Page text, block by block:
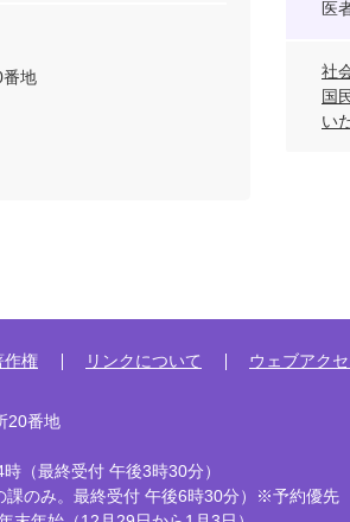
地
医
社
国
い
作権 リンクについて ウェブアク
20番地
時 （最終受付 午後3時30分）
課のみ。最終受付 午後6時30分）※予約優先